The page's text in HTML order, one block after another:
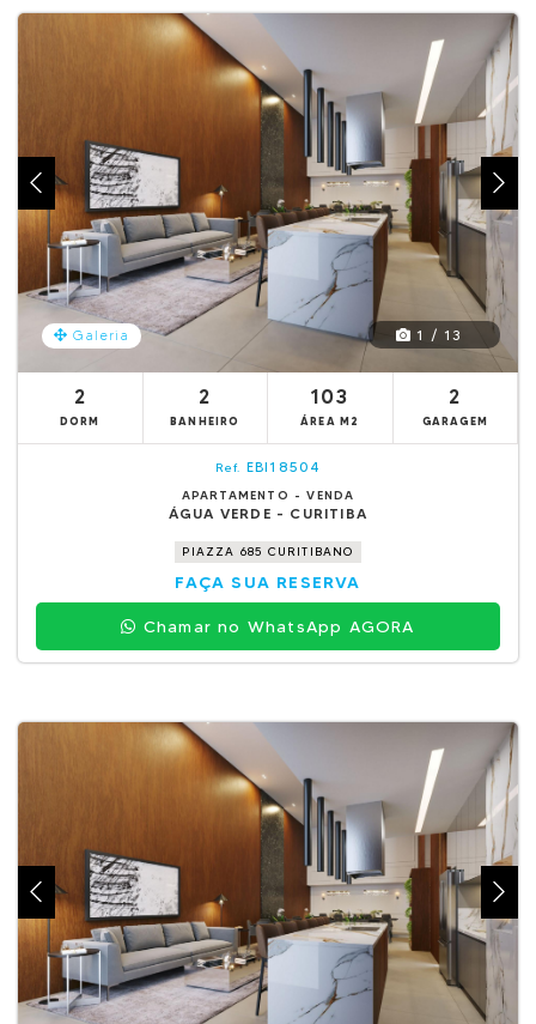
Galeria 1 / 13
2
DORM
2
BANHEIRO
103
ÁREA M2
2
GARAGEM
Ref. EBI18504
APARTAMENTO - VENDA
ÁGUA VERDE - CURITIBA
PIAZZA 685 CURITIBANO
FAÇA SUA RESERVA
Chamar no WhatsApp AGORA